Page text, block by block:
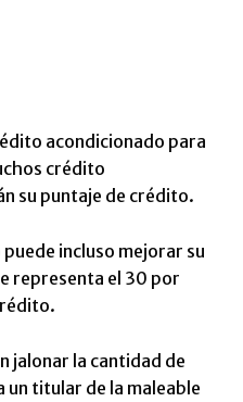
acondicionado para
crédito
su puntaje de crédito.
incluso mejorar su
representa el 30 por
jalonar la cantidad de
titular de la maleable